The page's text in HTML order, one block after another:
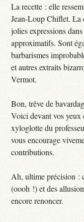
La recette : elle
Jean-Loup Chiflet. La
jolies expressions
approximatifs. Sont
barbarismes
et autres extraits
Vermot.
Bon, trêve de
Voici devant vos yeux
xyloglotte du
vous encourage
contributions.
Ah, ultime précision :
(oooh !) et des
encore renoncer.